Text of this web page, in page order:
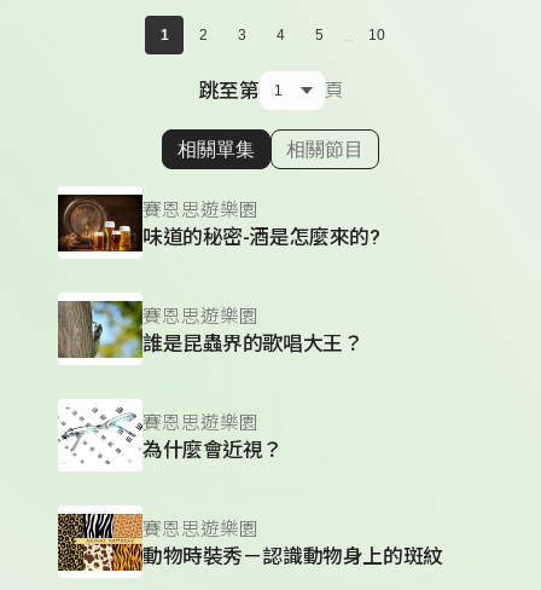
1 2 3 4 5 ... 10
跳至第 頁
顯示相關單集
相關單集 相關節目
賽恩思遊樂園
味道的秘密-酒是怎麼來的?
賽恩思遊樂園
誰是昆蟲界的歌唱大王？
賽恩思遊樂園
為什麼會近視？
賽恩思遊樂園
動物時裝秀－認識動物身上的斑紋